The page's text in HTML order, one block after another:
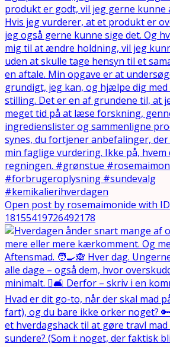
Open post by rosemaimonide with ID
18155419726492178